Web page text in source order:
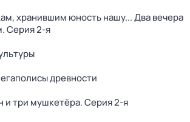
хранившим юность нашу... Два вечера
. Серия 2-я
древности
и три мушкетёра. Серия 2-я